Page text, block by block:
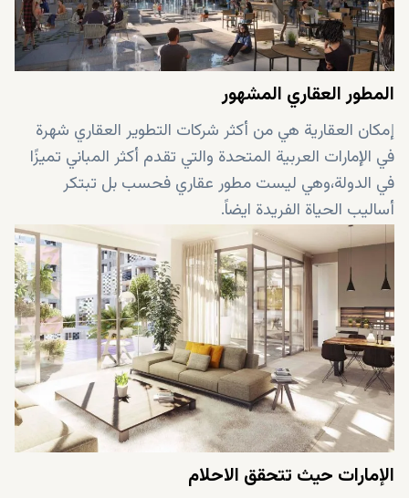
المطور العقاري المشهور
إمكان العقارية هي من أكثر شركات التطوير العقاري شهرة
في الإمارات العربية المتحدة والتي تقدم أكثر المباني تميزًا
في الدولة،وهي ليست مطور عقاري فحسب بل تبتكر
أساليب الحياة الفريدة ايضاً.
الإمارات حيث تتحقق الاحلام